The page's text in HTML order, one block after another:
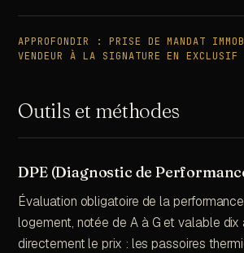
APPROFONDIR : PRISE DE MANDAT
VENDEUR À LA SIGNATURE EN EXCLUSIF
Outils et méthodes
DPE (Diagnostic de
Évaluation obligatoire de la
logement, notée de A à G et valable dix
directement le prix : les passoires